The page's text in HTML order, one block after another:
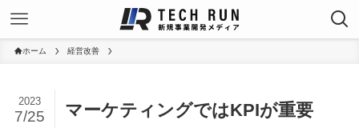
ホーム 経営改善
マーケティングではKPIが重要
2023
7/25